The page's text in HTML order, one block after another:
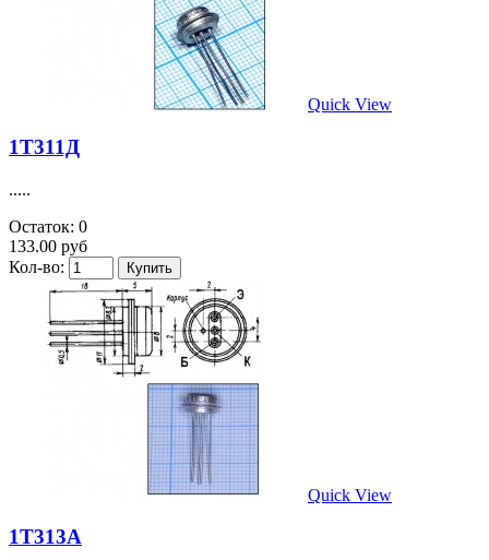
Quick View
1Т311Д
.....
Остаток: 0
133.00 руб
Кол-во:
Quick View
1Т313А